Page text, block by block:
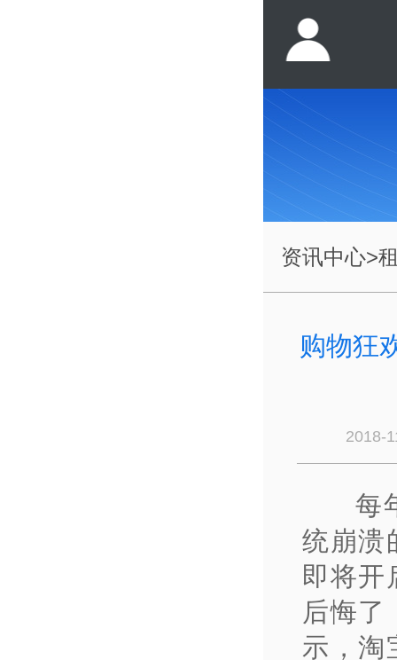
资讯中心>
购物狂
2018-
每
统崩溃
即将开
后悔了
示，淘